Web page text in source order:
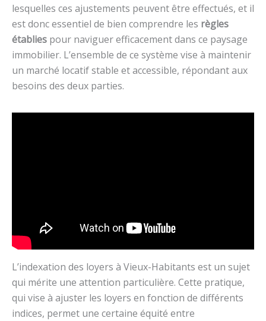
lesquelles ces ajustements peuvent être effectués, et il
est donc essentiel de bien comprendre les règles
établies pour naviguer efficacement dans ce paysage
immobilier. L’ensemble de ce système vise à maintenir
un marché locatif stable et accessible, répondant aux
besoins des deux parties.
L’indexation des loyers à Vieux-Habitants est un sujet
qui mérite une attention particulière. Cette pratique,
qui vise à ajuster les loyers en fonction de différents
indices, permet une certaine équité entre